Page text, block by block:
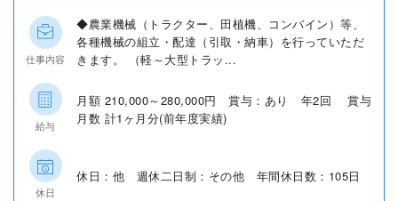
仕事内容
◆農業機械（トラクター、田植機、コンバイン）等、
各種機械の組立・配達（引取・納車）を行っていただ
きます。 （軽～大型トラッ...
給与
月額 210,000～280,000円 賞与：あり 年2回 賞与
月数 計1ヶ月分(前年度実績)
休日
休日：他 週休二日制：その他 年間休日数：105日